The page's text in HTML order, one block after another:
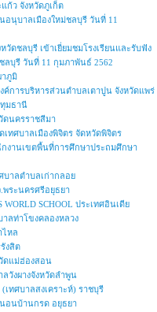
ก้ว จังหวัดภูเก็ต
อนุบาลเมืองใหม่ชลบุรี วันที่ 11
ดชลบุรี เข้าเยี่ยมชมโรงเรียนและรับฟัง
ลบุรี วันที่ 11 กุมภาพันธ์ 2562
าภูมิ
การบริหารส่วนตำบลเตาปูน จังหวัดแพร่
ทุมธานี
ดนครราชสีมา
เทศบาลเมืองพิจิตร จัดหวัดพิจิตร
งานเขตพื้นที่การศึกษาประถมศึกษา
บาลตำบลเก่ากลอย
พระนครศรีอยุธยา
SCHOOL ประเทศอินเดีย
ลท่าโขงคลองหลวง
ไหล
งสิต
ดแม่ฮ่องสอน
ลวังผางจังหวัดลำพูน
เทศบาลสงเคราะห์) ราชบุรี
อนบ้านกรด อยุธยา